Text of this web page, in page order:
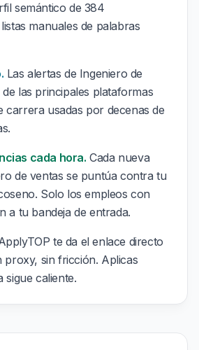
semántico de 384
manuales de palabras
Las alertas de Ingeniero de
las principales plataformas
carrera usadas por decenas de
cada hora. Cada nueva
de ventas se puntúa contra tu
Solo los empleos con
a tu bandeja de entrada.
te da el enlace directo
proxy, sin fricción. Aplicas
sigue caliente.